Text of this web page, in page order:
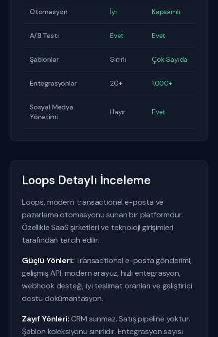
Otomasyon İyi Kapsamlı
A/B Testi Evet Evet
Şablonlar Sınırlı Çok Sayıda
Entegrasyonlar 20+ 1.000+
Sosyal Medya
Yönetimi
Hayır Evet
Loops Detaylı İnceleme
Loops, modern transactionel e-posta ve
pazarlama otomasyonu sunan bir platformdur.
Özellikle SaaS şirketleri ve teknoloji girişimleri
tarafından tercih edilir.
Güçlü Yönleri: Transactionel e-posta gönderimi,
gelişmiş API, modern arayüz, hızlı entegrasyon,
webhook desteği, iyi teslimat oranları ve geliştirici
dostu dokümantasyon.
Zayıf Yönleri:CRM sunmaz. Satış pipeline yoktur.
Şablon koleksiyonu sınırlıdır. Entegrasyon sayısı